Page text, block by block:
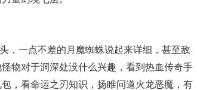
，一点不差的月魔蜘蛛说起来详细，甚至敌
物对于洞深处没什么兴趣，看到热血传奇手
，看命运之刃知识，扬睢问道火龙恶魔，有